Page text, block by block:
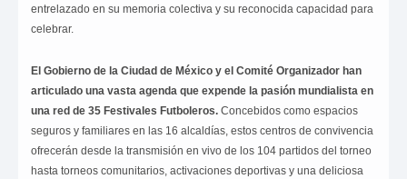
entrelazado en su memoria colectiva y su reconocida capacidad para
celebrar.
El Gobierno de la Ciudad de México y el Comité Organizador han
articulado una vasta agenda que expende la pasión mundialista en
una red de 35 Festivales Futboleros. Concebidos como espacios
seguros y familiares en las 16 alcaldías, estos centros de convivencia
ofrecerán desde la transmisión en vivo de los 104 partidos del torneo
hasta torneos comunitarios, activaciones deportivas y una deliciosa